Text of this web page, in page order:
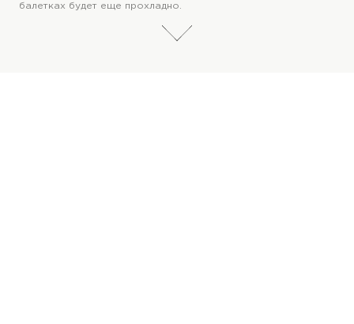
балетках будет еще прохладно.